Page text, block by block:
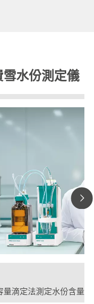
水份測定儀
量滴定法測定水份含量